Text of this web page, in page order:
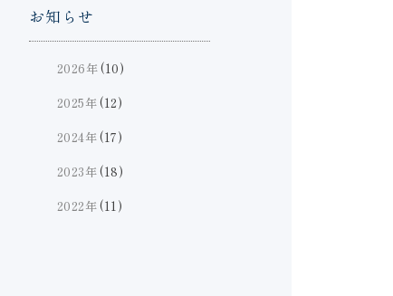
お知らせ
2026年(10)
2025年(12)
2024年(17)
2023年(18)
2022年(11)